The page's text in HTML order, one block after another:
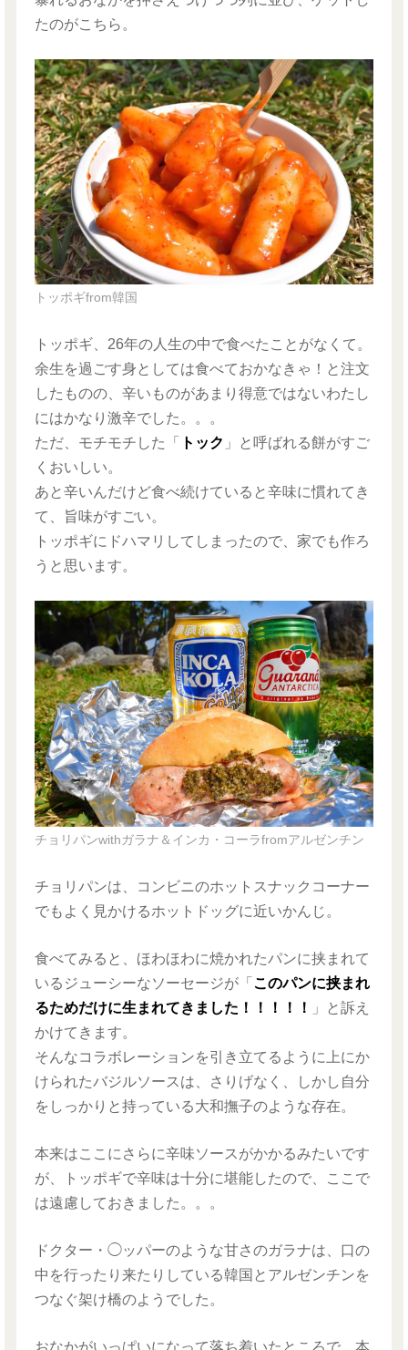
たのがこちら。
トッポギfrom韓国
トッポギ、26年の人生の中で食べたことがなくて。
余生を過ごす身としては食べておかなきゃ！と注文
したものの、辛いものがあまり得意ではないわたし
にはかなり激辛でした。。。
ただ、モチモチした「
トック 」と呼ばれる餅がすご
くおいしい。
あと辛いんだけど食べ続けていると辛味に慣れてき
て、旨味がすごい。
トッポギにドハマリしてしまったので、家でも作ろ
うと思います。
チョリパンwithガラナ＆インカ・コーラfromアルゼンチン
チョリパンは、コンビニのホットスナックコーナー
でもよく見かけるホットドッグに近いかんじ。
食べてみると、ほわほわに焼かれたパンに挟まれて
いるジューシーなソーセージが「 このパンに挟まれ
るためだけに生まれてきました！！！！！
」と訴え
かけてきます。
そんなコラボレーションを引き立てるように上にか
けられたバジルソースは、さりげなく、しかし自分
をしっかりと持っている大和撫子のような存在。
本来はここにさらに辛味ソースがかかるみたいです
が、トッポギで辛味は十分に堪能したので、ここで
は遠慮しておきました。。。
ドクター・◯ッパーのような甘さのガラナは、口の
中を行ったり来たりしている韓国とアルゼンチンを
つなぐ架け橋のようでした。
おなかがいっぱいになって落ち着いたところで、本